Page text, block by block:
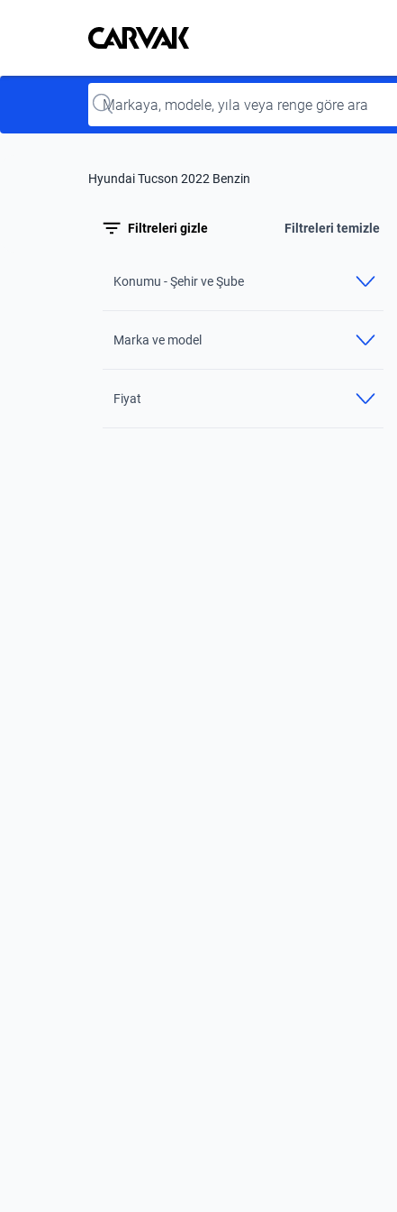
Kavak
Kavak
Input
Hyundai Tucson 2022 Benzin
Filtreleri gizle Filtreleri temizle
Konumu - Şehir ve Şube
Marka ve model
Fiyat